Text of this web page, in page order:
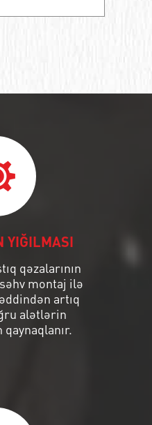
YIĞILMASI
qəzalarının
montaj ilə
artıq
alətlərin